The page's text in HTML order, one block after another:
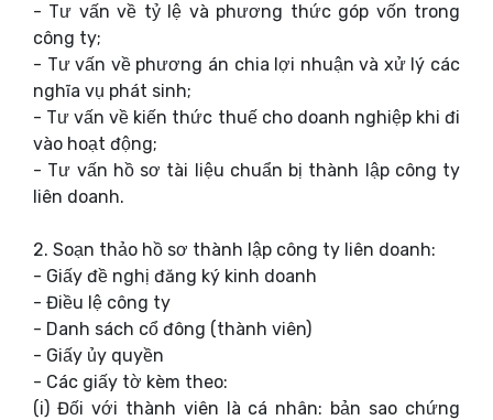
- Tư vấn về tỷ lệ và phương thức góp vốn trong
công ty;
- Tư vấn về phương án chia lợi nhuận và xử lý các
nghĩa vụ phát sinh;
- Tư vấn về kiến thức thuế cho doanh nghiệp khi đi
vào hoạt động;
- Tư vấn hồ sơ tài liệu chuẩn bị thành lập công ty
liên doanh.
2. Soạn thảo hồ sơ thành lập công ty liên doanh:
- Giấy đề nghị đăng ký kinh doanh
- Điều lệ công ty
- Danh sách cổ đông (thành viên)
- Giấy ủy quyền
- Các giấy tờ kèm theo:
(i) Đối với thành viên là cá nhân: bản sao chứng